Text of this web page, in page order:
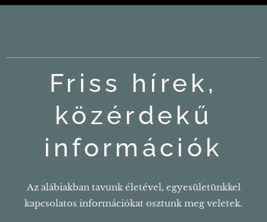
Friss hírek,
közérdekű
információk
Az alábiakban tavunk életével, egyesületünkkel
kapcsolatos információkat osztunk meg veletek.